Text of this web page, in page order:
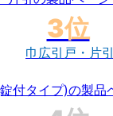
巾広引戸・片引